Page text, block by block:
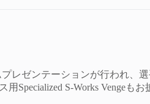
レゼンテーションが行われ、
Specialized S-Works Vengeも